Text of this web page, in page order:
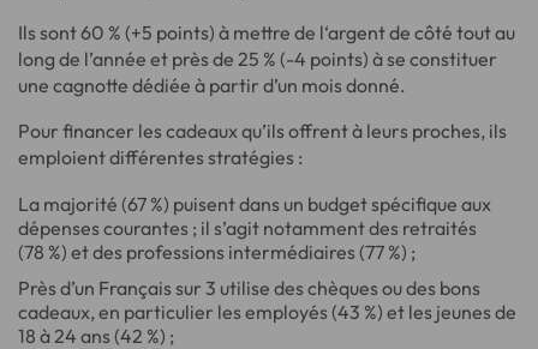
Ils sont 60 % (+5 points) à mettre de l‘argent de côté tout au
long de l’année et près de 25 % (-4 points) à se constituer
une cagnotte dédiée à partir d’un mois donné.
Pour financer les cadeaux qu’ils offrent à leurs proches, ils
emploient différentes stratégies :
La majorité (67 %) puisent dans un budget spécifique aux
dépenses courantes ; il s’agit notamment des retraités
(78 %) et des professions intermédiaires (77 %) ;
Près d’un Français sur 3 utilise des chèques ou des bons
cadeaux, en particulier les employés (43 %) et les jeunes de
18 à 24 ans (42 %) ;